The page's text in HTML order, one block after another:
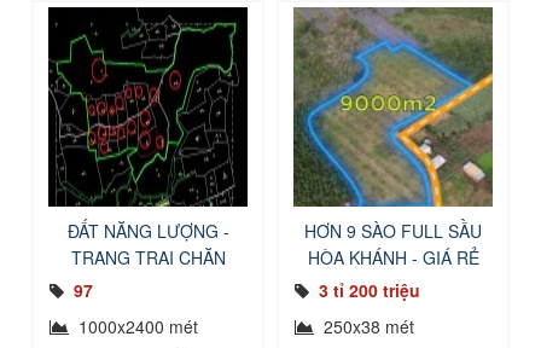
ĐẤT NĂNG LƯỢNG -
TRANG TRẠI CHĂN
97
1000x2400 mét
HƠN 9 SÀO FULL SẦU
HÒA KHÁNH - GIÁ RẺ
3 tỉ 200 triệu
250x38 mét